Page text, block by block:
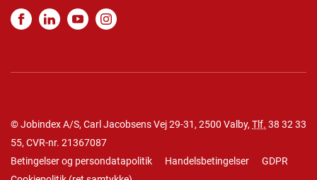
© Jobindex A/S, Carl Jacobsens Vej 29-31, 2500 Valby, Tlf. 38 32 33
55, CVR-nr. 21367087
Betingelser og persondatapolitik
Handelsbetingelser
GDPR